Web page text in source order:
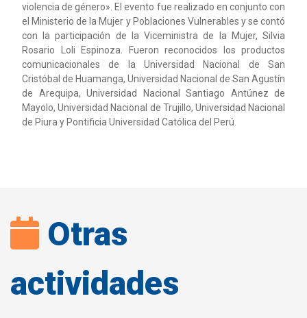
violencia de género». El evento fue realizado en conjunto con
el Ministerio de la Mujer y Poblaciones Vulnerables y se contó
con la participación de la Viceministra de la Mujer, Silvia
Rosario Loli Espinoza. Fueron reconocidos los productos
comunicacionales de la Universidad Nacional de San
Cristóbal de Huamanga, Universidad Nacional de San Agustín
de Arequipa, Universidad Nacional Santiago Antúnez de
Mayolo, Universidad Nacional de Trujillo, Universidad Nacional
de Piura y Pontificia Universidad Católica del Perú.
Otras
actividades